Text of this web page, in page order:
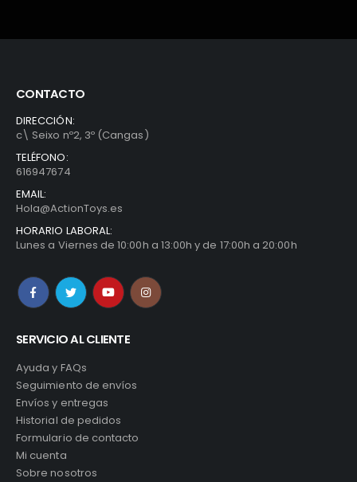
CONTACTO
DIRECCIÓN:
c\ Seixo nº2, 3º (Cangas)
TELÉFONO:
616947674
EMAIL:
Hola@ActionToys.es
HORARIO LABORAL:
Lunes a Viernes de 10:00h a 13:00h y de 17:00h a 20:00h
SERVICIO AL CLIENTE
Ayuda y FAQs
Seguimiento de envíos
Envíos y entregas
Historial de pedidos
Formulario de contacto
Mi cuenta
Sobre nosotros